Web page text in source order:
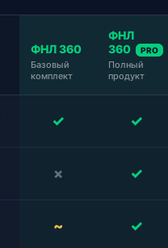
ФНЛ 360
Базовый
комплект
ФНЛ
360
PRO
Полный
продукт
✓ ✓
× ✓
~ ✓